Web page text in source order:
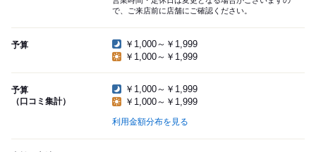
で、ご来店前に店舗にご確認ください。
予算
￥1,000～￥1,999
￥1,000～￥1,999
予算
（口コミ集計）
￥1,000～￥1,999
￥1,000～￥1,999
利用金額分布を見る